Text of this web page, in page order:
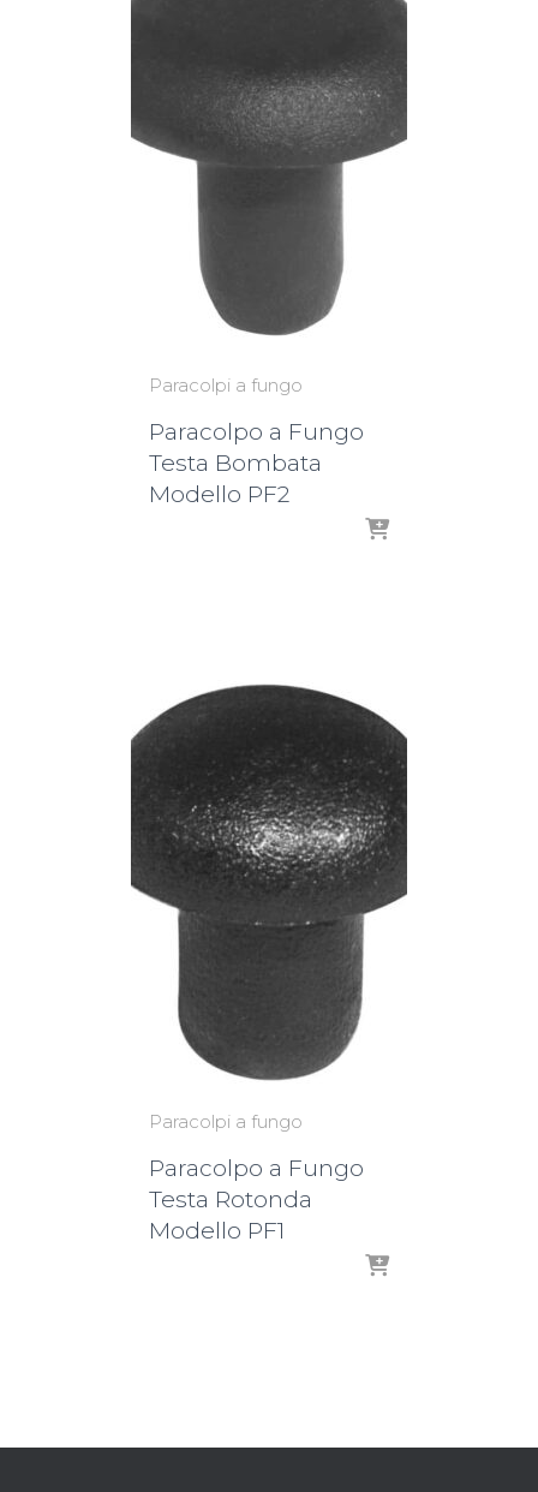
Paracolpi a fungo
Paracolpo a Fungo
Testa Bombata
Modello PF2
Paracolpi a fungo
Paracolpo a Fungo
Testa Rotonda
Modello PF1